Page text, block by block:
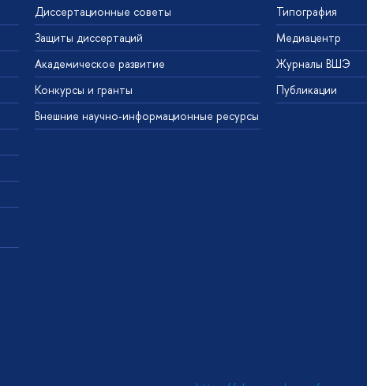
Диссертационные советы
Защиты диссертаций
Академическое развитие
Конкурсы и гранты
Внешние научно-информационные ресурсы
Типография
Медиацентр
Журналы ВШЭ
Публикации